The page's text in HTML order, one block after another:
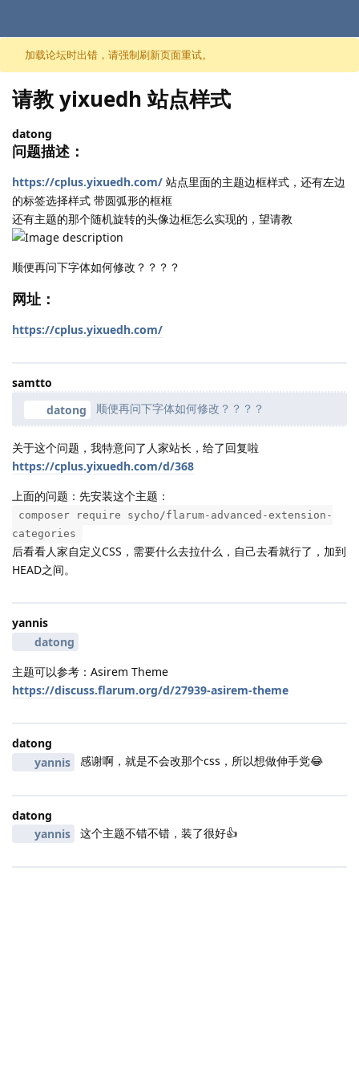
跳至内容
加载论坛时出错，请强制刷新页面重试。
请教 yixuedh 站点样式
datong
问题描述：
https://cplus.yixuedh.com/ 站点里面的主题边框样式，还有左边
的标签选择样式 带圆弧形的框框
还有主题的那个随机旋转的头像边框怎么实现的，望请教
顺便再问下字体如何修改？？？？
网址：
https://cplus.yixuedh.com/
samtto
datong
顺便再问下字体如何修改？？？？
关于这个问题，我特意问了人家站长，给了回复啦
https://cplus.yixuedh.com/d/368
上面的问题：先安装这个主题：
composer require sycho/flarum-advanced-extension-
categories
后看看人家自定义CSS，需要什么去拉什么，自己去看就行了，加到
HEAD之间。
yannis
datong
主题可以参考：Asirem Theme
https://discuss.flarum.org/d/27939-asirem-theme
datong
yannis
感谢啊，就是不会改那个css，所以想做伸手党😂
datong
yannis
这个主题不错不错，装了很好👍